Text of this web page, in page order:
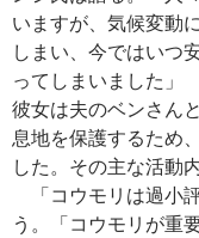
いますが、気候変動
しまい、今ではいつ
ってしまいました」
彼女は夫のベンさん
息地を保護するため
した。その主な活動
「コウモリは過小
う。「コウモリが重